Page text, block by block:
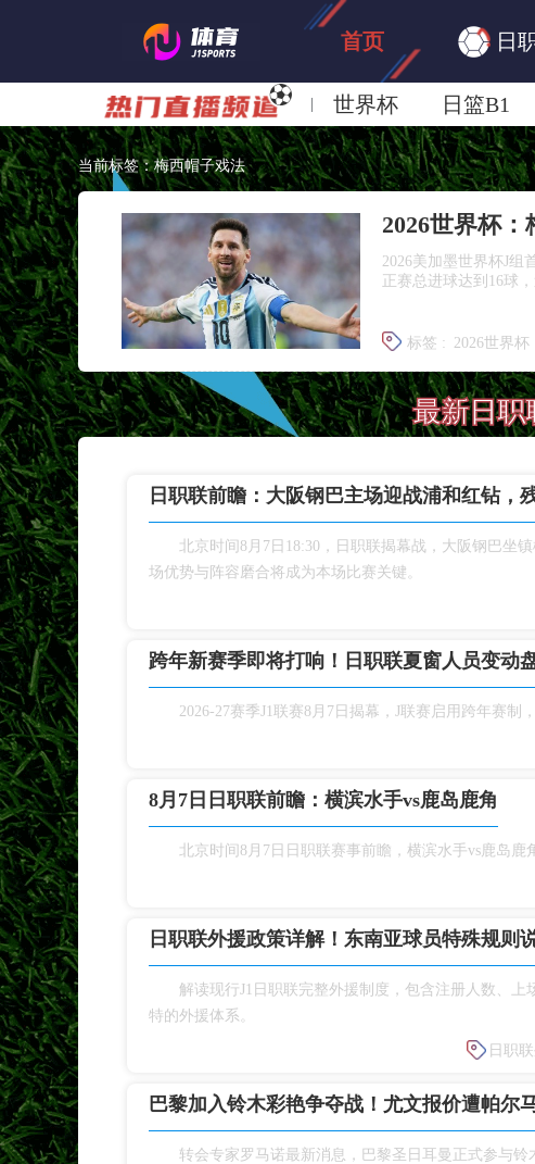
首页 日
世界杯 日篮B1
日职联大阪钢巴
当前标签：梅西帽子戏法
2026世界杯
2026美加墨世界杯J组
正赛总进球达到16球
标签 : 2026世界杯
阿根廷3-0阿尔及
最新日职
日职联前瞻：大阪钢巴主场迎战浦和红钻，
北京时间8月7日18:30，日职联揭幕战，大阪钢巴坐
场优势与阵容磨合将成为本场比赛关键。
跨年新赛季即将打响！日职联夏窗人员变动
2026‑27赛季J1联赛8月7日揭幕，J联赛启用跨年赛
8月7日日职联前瞻：横滨水手vs鹿岛鹿角
北京时间8月7日日职联赛事前瞻，横滨水手vs鹿岛
日职联外援政策详解！东南亚球员特殊规则
解读现行J1日职联完整外援制度，包含注册人数、
特的外援体系。
日职
巴黎加入铃木彩艳争夺战！尤文报价遭帕尔
转会专家罗马诺最新消息，巴黎圣日耳曼正式参与